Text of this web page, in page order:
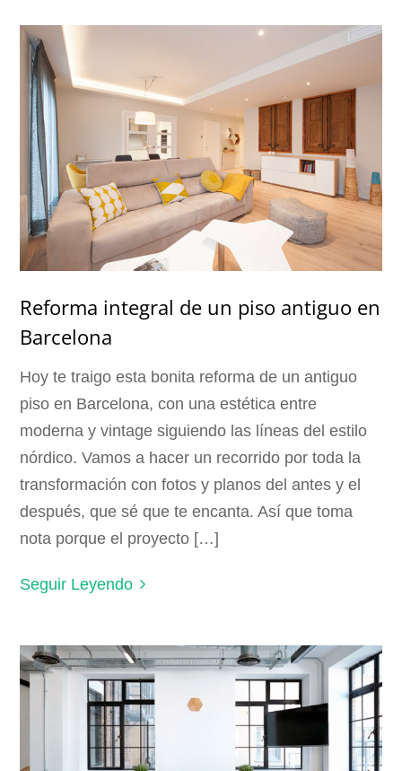
Reforma integral de un piso antiguo en
Barcelona
Hoy te traigo esta bonita reforma de un antiguo
piso en Barcelona, con una estética entre
moderna y vintage siguiendo las líneas del estilo
nórdico. Vamos a hacer un recorrido por toda la
transformación con fotos y planos del antes y el
después, que sé que te encanta. Así que toma
nota porque el proyecto […]
Seguir Leyendo